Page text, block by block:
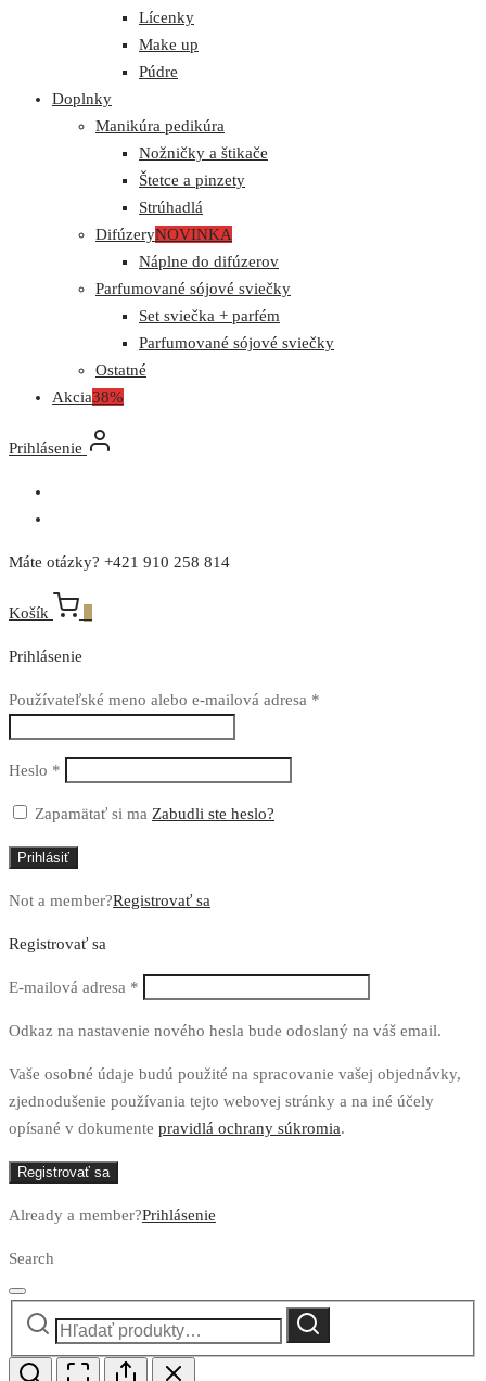
Lícenky
Make up
Púdre
Doplnky
Manikúra pedikúra
Nožničky a štikače
Štetce a pinzety
Strúhadlá
DifúzeryNOVINKA
Náplne do difúzerov
Parfumované sójové sviečky
Set sviečka + parfém
Parfumované sójové sviečky
Ostatné
Akcia38%
Prihlásenie
Máte otázky? +421 910 258 814
Košík
Prihlásenie
Používateľské meno alebo e-mailová adresa *
Heslo *
Zapamätať si ma Zabudli ste heslo?
Prihlásiť
Not a member?Registrovať sa
Registrovať sa
E-mailová adresa *
Odkaz na nastavenie nového hesla bude odoslaný na váš email.
Vaše osobné údaje budú použité na spracovanie vašej objednávky,
zjednodušenie používania tejto webovej stránky a na iné účely
opísané v dokumente pravidlá ochrany súkromia.
Registrovať sa
Already a member?Prihlásenie
Search
Hľadať: Vyhľadávanie